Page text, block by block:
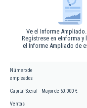
Ve el Informe
Regístrese en eInforma y
el Informe Ampliado de
Número de
empleados
Capital Social Mayor de 60.000 €
Ventas